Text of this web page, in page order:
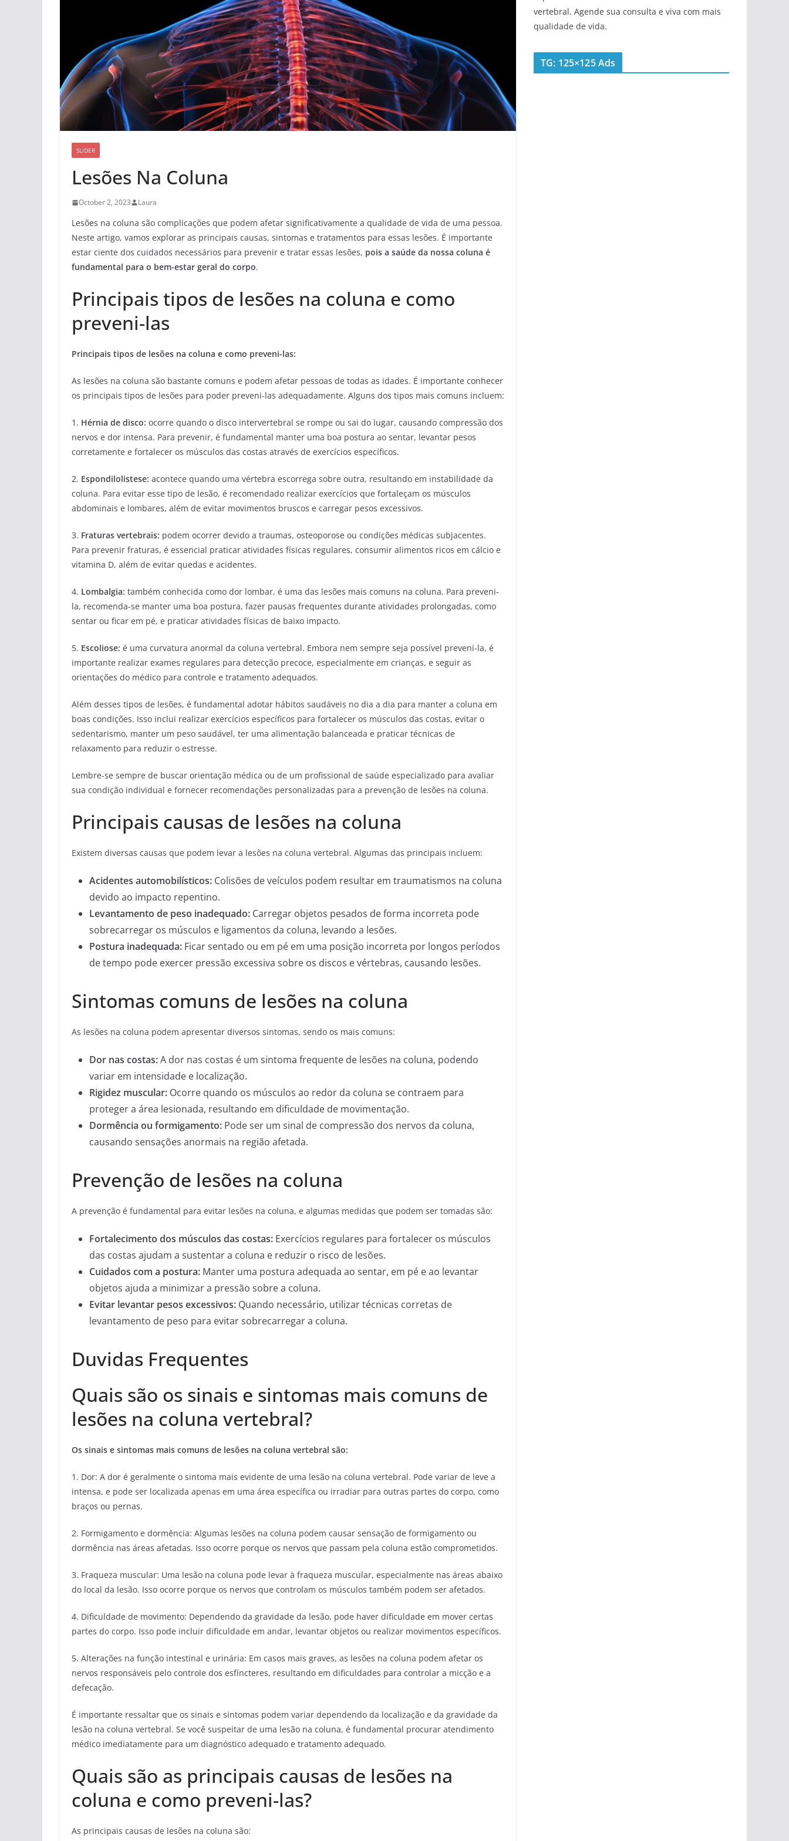
SLIDER
Lesões Na Coluna
October 2, 2023 Laura
Lesões na coluna são complicações que podem afetar significativamente a qualidade de vida de uma pessoa.
Neste artigo, vamos explorar as principais causas, sintomas e tratamentos para essas lesões. É importante
estar ciente dos cuidados necessários para prevenir e tratar essas lesões, pois a saúde da nossa coluna é
fundamental para o bem-estar geral do corpo.
Principais tipos de lesões na coluna e como
preveni-las
Principais tipos de lesões na coluna e como preveni-las:
As lesões na coluna são bastante comuns e podem afetar pessoas de todas as idades. É importante conhecer
os principais tipos de lesões para poder preveni-las adequadamente. Alguns dos tipos mais comuns incluem:
1. Hérnia de disco: ocorre quando o disco intervertebral se rompe ou sai do lugar, causando compressão dos
nervos e dor intensa. Para prevenir, é fundamental manter uma boa postura ao sentar, levantar pesos
corretamente e fortalecer os músculos das costas através de exercícios específicos.
2. Espondilolistese: acontece quando uma vértebra escorrega sobre outra, resultando em instabilidade da
coluna. Para evitar esse tipo de lesão, é recomendado realizar exercícios que fortaleçam os músculos
abdominais e lombares, além de evitar movimentos bruscos e carregar pesos excessivos.
3. Fraturas vertebrais: podem ocorrer devido a traumas, osteoporose ou condições médicas subjacentes.
Para prevenir fraturas, é essencial praticar atividades físicas regulares, consumir alimentos ricos em cálcio e
vitamina D, além de evitar quedas e acidentes.
4. Lombalgia: também conhecida como dor lombar, é uma das lesões mais comuns na coluna. Para preveni-
la, recomenda-se manter uma boa postura, fazer pausas frequentes durante atividades prolongadas, como
sentar ou ficar em pé, e praticar atividades físicas de baixo impacto.
5. Escoliose: é uma curvatura anormal da coluna vertebral. Embora nem sempre seja possível preveni-la, é
importante realizar exames regulares para detecção precoce, especialmente em crianças, e seguir as
orientações do médico para controle e tratamento adequados.
Além desses tipos de lesões, é fundamental adotar hábitos saudáveis no dia a dia para manter a coluna em
boas condições. Isso inclui realizar exercícios específicos para fortalecer os músculos das costas, evitar o
sedentarismo, manter um peso saudável, ter uma alimentação balanceada e praticar técnicas de
relaxamento para reduzir o estresse.
Lembre-se sempre de buscar orientação médica ou de um profissional de saúde especializado para avaliar
sua condição individual e fornecer recomendações personalizadas para a prevenção de lesões na coluna.
Principais causas de lesões na coluna
Existem diversas causas que podem levar a lesões na coluna vertebral. Algumas das principais incluem:
Acidentes automobilísticos: Colisões de veículos podem resultar em traumatismos na coluna
devido ao impacto repentino.
Levantamento de peso inadequado: Carregar objetos pesados de forma incorreta pode
sobrecarregar os músculos e ligamentos da coluna, levando a lesões.
Postura inadequada: Ficar sentado ou em pé em uma posição incorreta por longos períodos
de tempo pode exercer pressão excessiva sobre os discos e vértebras, causando lesões.
Sintomas comuns de lesões na coluna
As lesões na coluna podem apresentar diversos sintomas, sendo os mais comuns:
Dor nas costas:A dor nas costas é um sintoma frequente de lesões na coluna, podendo
variar em intensidade e localização.
Rigidez muscular: Ocorre quando os músculos ao redor da coluna se contraem para
proteger a área lesionada, resultando em dificuldade de movimentação.
Dormência ou formigamento: Pode ser um sinal de compressão dos nervos da coluna,
causando sensações anormais na região afetada.
Prevenção de lesões na coluna
A prevenção é fundamental para evitar lesões na coluna, e algumas medidas que podem ser tomadas são:
Fortalecimento dos músculos das costas: Exercícios regulares para fortalecer os músculos
das costas ajudam a sustentar a coluna e reduzir o risco de lesões.
Cuidados com a postura: Manter uma postura adequada ao sentar, em pé e ao levantar
objetos ajuda a minimizar a pressão sobre a coluna.
Evitar levantar pesos excessivos: Quando necessário, utilizar técnicas corretas de
levantamento de peso para evitar sobrecarregar a coluna.
Duvidas Frequentes
Quais são os sinais e sintomas mais comuns de
lesões na coluna vertebral?
Os sinais e sintomas mais comuns de lesões na coluna vertebral são:
1. Dor: A dor é geralmente o sintoma mais evidente de uma lesão na coluna vertebral. Pode variar de leve a
intensa, e pode ser localizada apenas em uma área específica ou irradiar para outras partes do corpo, como
braços ou pernas.
2. Formigamento e dormência: Algumas lesões na coluna podem causar sensação de formigamento ou
dormência nas áreas afetadas. Isso ocorre porque os nervos que passam pela coluna estão comprometidos.
3. Fraqueza muscular: Uma lesão na coluna pode levar à fraqueza muscular, especialmente nas áreas abaixo
do local da lesão. Isso ocorre porque os nervos que controlam os músculos também podem ser afetados.
4. Dificuldade de movimento: Dependendo da gravidade da lesão, pode haver dificuldade em mover certas
partes do corpo. Isso pode incluir dificuldade em andar, levantar objetos ou realizar movimentos específicos.
5. Alterações na função intestinal e urinária: Em casos mais graves, as lesões na coluna podem afetar os
nervos responsáveis pelo controle dos esfíncteres, resultando em dificuldades para controlar a micção e a
defecação.
É importante ressaltar que os sinais e sintomas podem variar dependendo da localização e da gravidade da
lesão na coluna vertebral. Se você suspeitar de uma lesão na coluna, é fundamental procurar atendimento
médico imediatamente para um diagnóstico adequado e tratamento adequado.
Quais são as principais causas de lesões na
coluna e como preveni-las?
As principais causas de lesões na coluna são:
vertebral. Agende sua consulta e viva com mais
qualidade de vida.
TG: 125×125 Ads